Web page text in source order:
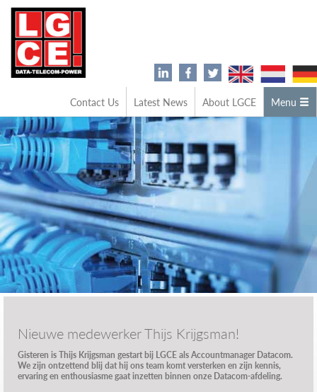
Contact Us Latest News About LGCE Menu
Nieuwe medewerker Thijs Krijgsman!
Gisteren is Thijs Krijgsman gestart bij LGCE als Accountmanager Datacom.
We zijn ontzettend blij dat hij ons team komt versterken en zijn kennis,
ervaring en enthousiasme gaat inzetten binnen onze Datacom-afdeling.